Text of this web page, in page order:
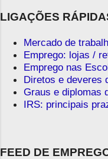
LIGAÇÕES
Mercado de
Emprego: lojas /
Emprego nas
Diretos e deveres
Graus e diplomas
IRS: principais
FEED DE